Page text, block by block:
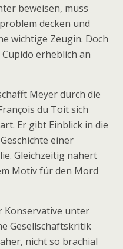
beweisen, muss
decken und
wichtige Zeugin. Doch
erheblich an
Meyer durch die
du Toit sich
Er gibt Einblick in die
einer
Gleichzeitig nähert
Motiv für den Mord
Konservative unter
Gesellschaftskritik
nicht so brachial